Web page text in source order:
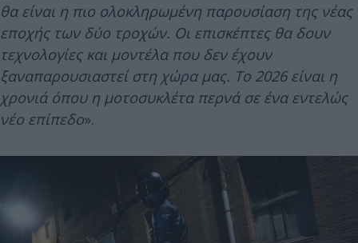
θα είναι η πιο ολοκληρωμένη παρουσίαση της νέας
εποχής των δύο τροχών. Οι επισκέπτες θα δουν
τεχνολογίες και μοντέλα που δεν έχουν
ξαναπαρουσιαστεί στη χώρα μας. Το 2026 είναι η
χρονιά όπου η μοτοσυκλέτα περνά σε ένα εντελώς
νέο επίπεδο».